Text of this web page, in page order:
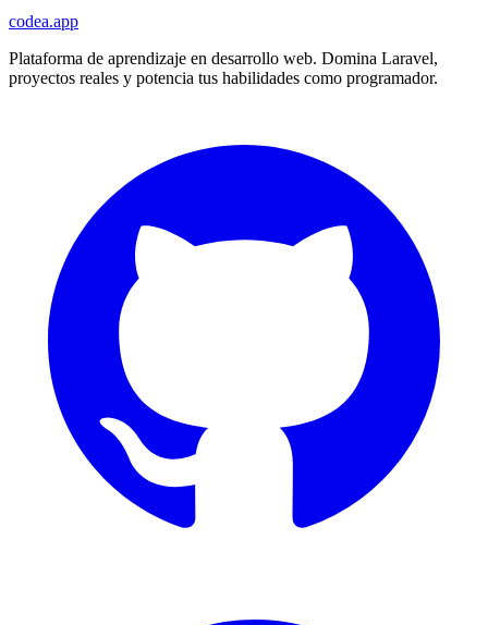
codea.app
Plataforma de aprendizaje en desarrollo web. Domina Laravel,
proyectos reales y potencia tus habilidades como programador.